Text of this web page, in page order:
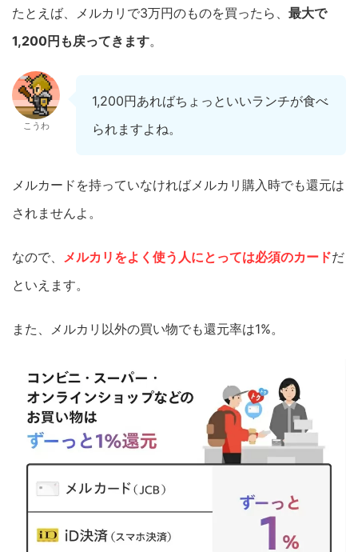
たとえば、メルカリで3万円のものを買ったら、 最大で
1,200円も戻ってきます。
こうわ
1,200円あればちょっといいランチが食べ
られますよね。
メルカードを持っていなければメルカリ購入時でも還元は
されませんよ。
なので、 メルカリをよく使う人にとっては必須のカードだ
といえます。
また、メルカリ以外の買い物でも還元率は1%。